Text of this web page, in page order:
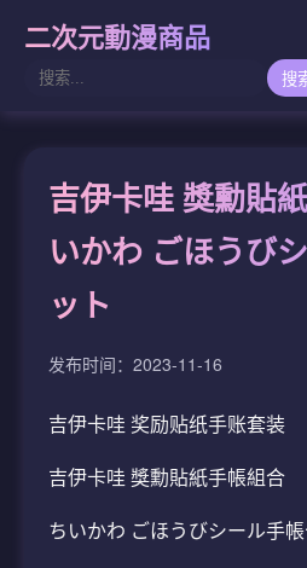
二次元動漫商品
搜
吉伊卡哇 獎勳貼
いかわ ごほうび
ット
发布时间：2023-11-16
吉伊卡哇 奖励贴纸手账套装
吉伊卡哇 獎勳貼紙手帳組合
ちいかわ ごほうびシール手